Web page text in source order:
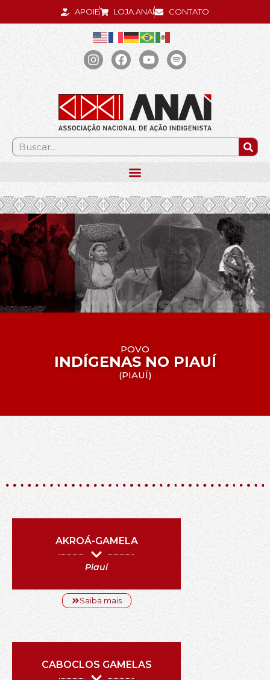
APOIE LOJA ANAÍ CONTATO
.
POVO
INDÍGENAS NO PIAUÍ
(PIAUÍ)
AKROÁ-GAMELA
Piauí
Saiba mais
CABOCLOS GAMELAS